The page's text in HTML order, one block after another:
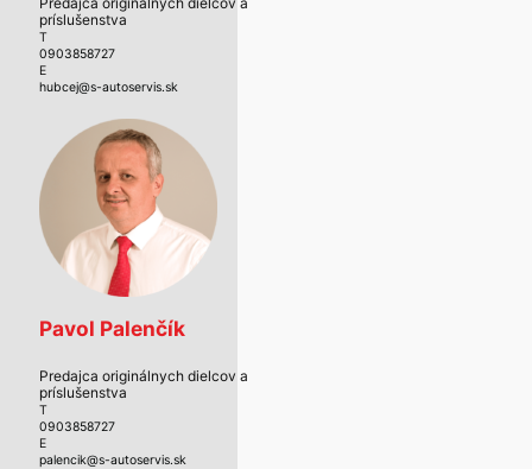
príslušenstva
T
0903858727
E
hubcej@s-autoservis.sk
Pavol Palenčík
Predajca originálnych dielcov a
príslušenstva
T
0903858727
E
palencik@s-autoservis.sk